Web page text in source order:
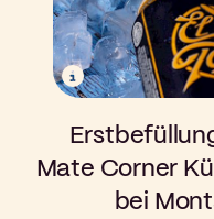
Mate Corner
bei